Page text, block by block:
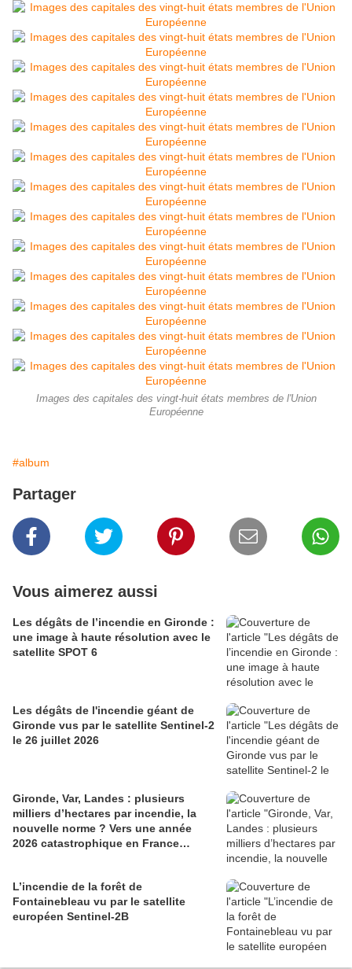
Images des capitales des vingt-huit états membres de l'Union
Européenne
#album
Partager
Vous aimerez aussi
Les dégâts de l’incendie en Gironde :
une image à haute résolution avec le
satellite SPOT 6
Les dégâts de l'incendie géant de
Gironde vus par le satellite Sentinel-2
le 26 juillet 2026
Gironde, Var, Landes : plusieurs
milliers d’hectares par incendie, la
nouvelle norme ? Vers une année
2026 catastrophique en France…
L’incendie de la forêt de
Fontainebleau vu par le satellite
européen Sentinel-2B